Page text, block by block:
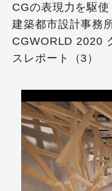
CGの表現力を駆
建築都市設計事務
CGWORLD 2020
スレポート（3）